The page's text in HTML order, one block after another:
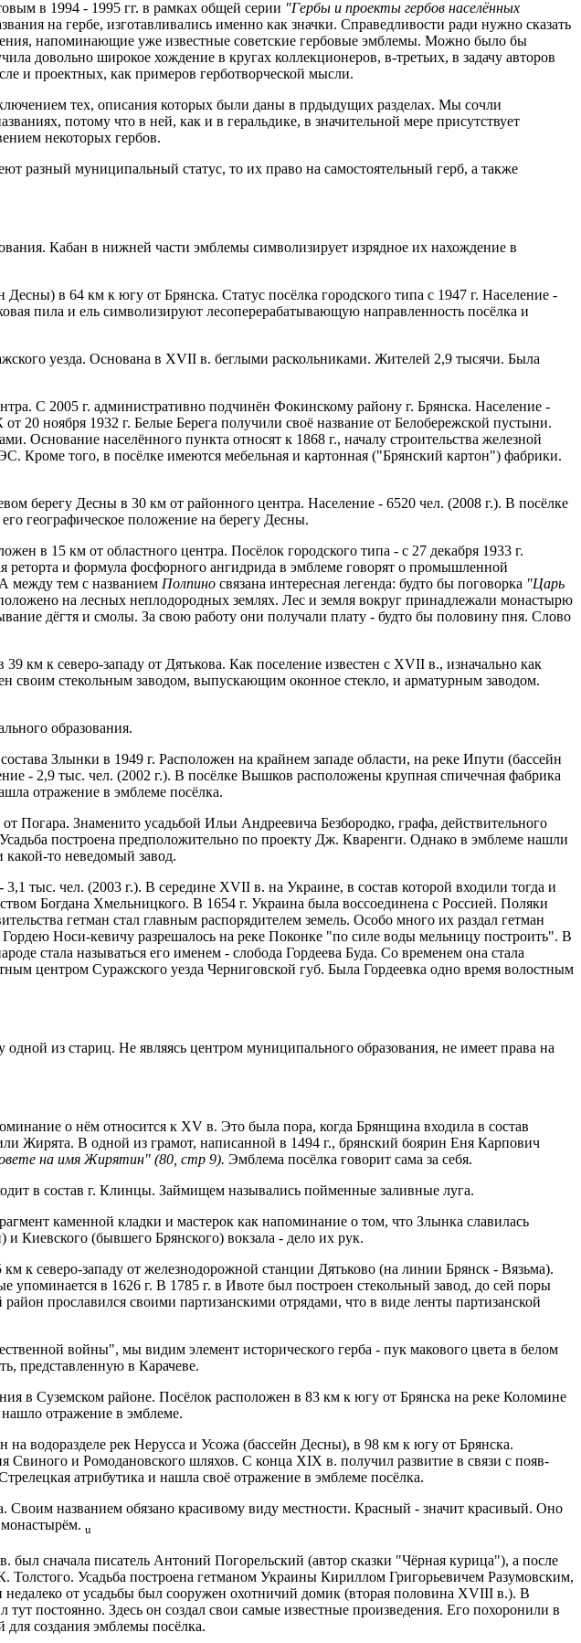
в 1994 - 1995 гг. в рамках общей серии "Гер­бы и проекты гербов населённых
на гербе, изготавливались именно как значки. Справедливости ради нужно сказать
напоминающие уже известные советские гербо­вые эмблемы. Можно было бы
довольно широ­кое хождение в кругах коллекционеров, в-третьих, в задачу авторов
и проектных, как примеров герботворческой мысли.
тех, описания которых были даны в прдыдущих разделах. Мы сочли
потому что в ней, как и в геральдике, в значительной мере присутствует
некоторых гербов.
разный муниципальный статус, то их право на самостоятельный герб, а также
Кабан в нижней части эмблемы символи­зирует изрядное их нахождение в
в 64 км к югу от Брянска. Статус посёлка городского типа с 1947 г. Население -
пила и ель символизируют лесоперерабатывающую направленность посёлка и
уезда. Основана в XVII в. беглыми рас­кольниками. Жителей 2,9 тысячи. Была
С 2005 г. административно подчинён Фокинскому району г. Брянска. Население -
20 ноября 1932 г. Белые Берега получили своё название от Белобережской пустыни.
Основание населённого пункта относят к 1868 г., началу строительства железной
Кроме того, в посёлке имеются мебельная и картонная ("Брянский картон") фабрики.
берегу Десны в 30 км от районного центра. Население - 6520 чел. (2008 г.). В посёлке
географическое положение на берегу Десны.
15 км от областного центра. Посёлок городского типа - с 27 декабря 1933 г.
реторта и формула фосфорного ангидрида в эмблеме гово­рят о промышленной
между тем с названием Полпино связана интересная легенда: будто бы поговорка "Царь
на лесных неплодород­ных землях. Лес и земля вокруг принадлежали монастырю
дёгтя и смолы. За свою работу они получали плату - буд­то бы половину пня. Слово
км к северо-западу от Дятькова. Как поселение известен с XVII в., изначально как
своим стекольным заводом, выпускающим оконное стекло, и арматурным заводом.
образования.
Злынки в 1949 г. Расположен на край­нем западе области, на реке Ипути (бассейн
- 2,9 тыс. чел. (2002 г.). В посёлке Вышков расположены крупная спичечная фабрика
отражение в эмблеме посёлка.
Знаменито усадьбой Ильи Андрееви­ча Безбородко, графа, действительного
построена предположительно по проекту Дж. Кваренги. Однако в эмблеме нашли
какой-то неведомый завод.
тыс. чел. (2003 г.). В середине XVII в. на Украине, в состав которой входили тогда и
Богдана Хмельницкого. В 1654 г. Украина была воссоединена с Россией. Поляки
гетман стал главным распорядителем земель. Особо много их раздал гетман
Носи-кевичу разрешалось на реке Поконке "по силе воды мельницу построить". В
стала называться его именем - слобода Гордеева Буда. Со временем она стала
центром Суражского уезда Черниговской губ. Была Гордеевка одно время волостным
из стариц. Не являясь центром муници­пального образования, не имеет права на
о нём относится к XV в. Это была пора, когда Брянщина входила в состав
Жирята. В одной из грамот, написанной в 1494 г., брянский боярин Еня Карпович
на имя Жирятин" (80, стр 9).Эмблема посёл­ка говорит сама за себя.
в состав г. Клинцы. Займищем назывались пойменные заливные луга.
каменной кладки и мастерок как напоминание о том, что Злынка славилась
Киевского (бывшего Брянского) вокзала - дело их рук.
к северо-западу от железнодорож­ной станции Дятьково (на линии Брянск - Вязьма).
в 1626 г. В 1785 г. в Ивоте был построен стекольный завод, до сей поры
прославился свои­ми партизанскими отрядами, что в виде ленты партизанской
войны", мы видим элемент историчес­кого герба - пук макового цвета в белом
представленную в Карачеве.
в Суземском районе. Посёлок расположен в 83 км к югу от Брянска на реке Коломине
отражение в эмблеме.
водоразделе рек Нерусса и Усожа (бассейн Десны), в 98 км к югу от Брянска.
Свиного и Ромодановского шляхов. С конца XIX в. получил развитие в связи с появ­
атрибутика и нашла своё отражение в эмблеме посёлка.
названием обязано красивому виду местности. Красный - значит красивый. Оно
u
сначала писатель Антоний Погорельс­кий (автор сказки "Чёрная курица"), а после
Усадьба построена гетманом Украины Кириллом Григорьевичем Разумовским,
от усадьбы был сооружен охотничий домик (вторая половина XVIII в.). В
постоянно. Здесь он создал свои самые известные произведения. Его похоронили в
создания эмблемы посёлка.